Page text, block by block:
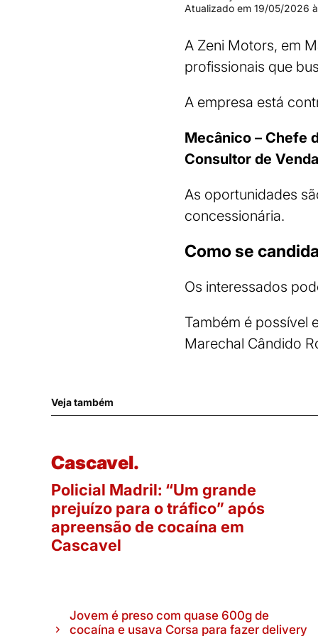
Atualizado em 19/05/2026
A Zeni Motors, em
profissionais que
A empresa está
Mecânico – Chefe
Consultor de
As oportunidades
concessionária.
Como se
Os interessados
Também é possível
Marechal Cândido
Veja também
Cascavel.
Policial Madril: “Um grande
prejuízo para o tráfico” após
apreensão de cocaína em
Cascavel
Jovem é preso com quase 600g de
cocaína e usava Corsa para fazer delivery